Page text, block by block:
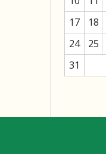
17
18
24
25
31